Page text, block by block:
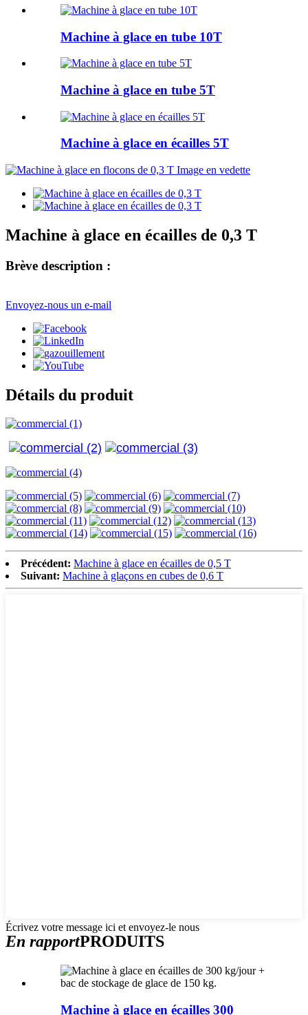
Machine à glace en tube 10T
Machine à glace en tube 5T
Machine à glace en écailles 5T
Machine à glace en écailles de 0,3 T
Brève description :
Envoyez-nous un e-mail
Détails du produit
Précédent: Machine à glace en écailles de 0,5 T
Suivant: Machine à glaçons en cubes de 0,6 T
Écrivez votre message ici et envoyez-le nous
En rapportPRODUITS
Machine à glace en écailles 300